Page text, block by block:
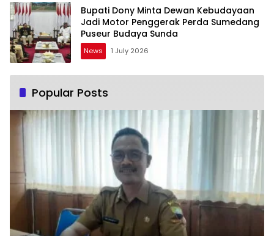
Bupati Dony Minta Dewan Kebudayaan
Jadi Motor Penggerak Perda Sumedang
Puseur Budaya Sunda
News 1 July 2026
Popular Posts